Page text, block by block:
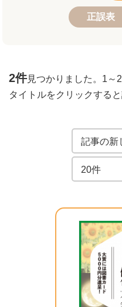
正誤表
2件見つかりました。 1～
タイトルをクリックする